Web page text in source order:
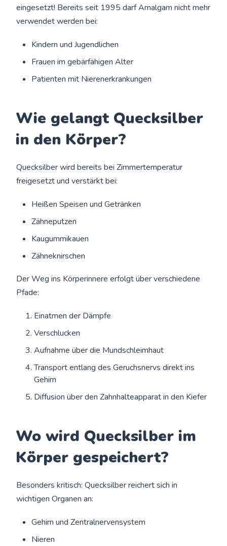
eingesetzt! Bereits seit 1995 darf Amalgam nicht mehr
verwendet werden bei:
Kindern und Jugendlichen
Frauen im gebärfähigen Alter
Patienten mit Nierenerkrankungen
Wie gelangt Quecksilber
in den Körper?
Quecksilber wird bereits bei Zimmertemperatur
freigesetzt und verstärkt bei:
Heißen Speisen und Getränken
Zähneputzen
Kaugummikauen
Zähneknirschen
Der Weg ins Körperinnere erfolgt über verschiedene
Pfade:
Einatmen der Dämpfe
Verschlucken
Aufnahme über die Mundschleimhaut
Transport entlang des Geruchsnervs direkt ins
Gehirn
Diffusion über den Zahnhalteapparat in den Kiefer
Wo wird Quecksilber im
Körper gespeichert?
Besonders kritisch: Quecksilber reichert sich in
wichtigen Organen an:
Gehirn und Zentralnervensystem
Nieren